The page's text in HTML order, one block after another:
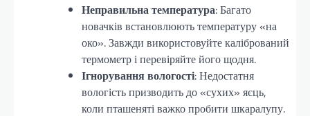
Неправильна температура: Багато
новачків встановлюють температуру «на
око». Завжди використовуйте калібрований
термометр і перевіряйте його щодня.
Ігнорування вологості: Недостатня
вологість призводить до «сухих» яєць,
коли пташеняті важко пробити шкаралупу.